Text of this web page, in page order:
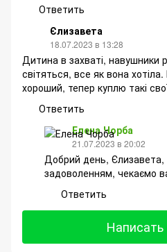
Ответить
Єлизавета
18.07.2023 в 13:28
Дитина в захваті, навушники
світяться, все як вона
хороший, тепер куплю такі
Ответить
Елена Чорба
21.07.2023 в 20:02
Добрий день, Єлизавета,
задоволенням, чекаємо
Ответить